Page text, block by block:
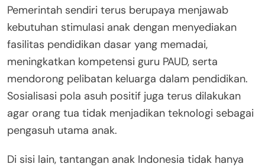
Pemerintah sendiri terus berupaya menjawab
kebutuhan stimulasi anak dengan menyediakan
fasilitas pendidikan dasar yang memadai,
meningkatkan kompetensi guru PAUD, serta
mendorong pelibatan keluarga dalam pendidikan.
Sosialisasi pola asuh positif juga terus dilakukan
agar orang tua tidak menjadikan teknologi sebagai
pengasuh utama anak.
Di sisi lain, tantangan anak Indonesia tidak hanya